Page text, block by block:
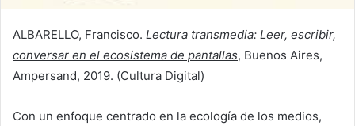
ALBARELLO, Francisco. Lectura transmedia: Leer, escribir,
conversar en el ecosistema de pantallas, Buenos Aires,
Ampersand, 2019. (Cultura Digital)
Con un enfoque centrado en la ecología de los medios,